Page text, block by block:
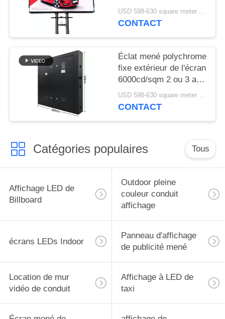
Publicité extérieure a
mené l'écran de
USD 598-630 square meter MOQ:1 mètre carré
CONTACT
Éclat mené polychrome
fixe extérieur de l'écran
6000cd/sqm 2 ou 3 ans
de garantie
USD 598-630 square meter MOQ:1 mètre carré
CONTACT
Catégories populaires Tous
Affichage LED de
Billboard
Outdoor pleine
couleur conduit
affichage
écrans LEDs Indoor
Panneau d'affichage
de publicité mené
Location de mur
vidéo de conduit
Affichage à LED de
taxi